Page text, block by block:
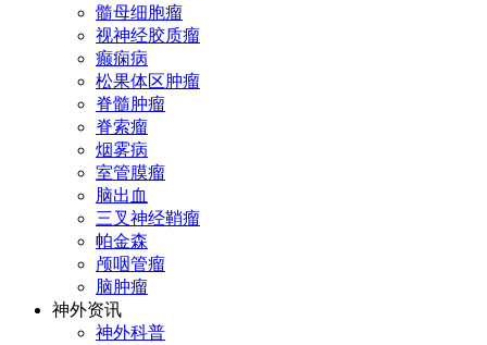
髓母细胞瘤
视神经胶质瘤
癫痫病
松果体区肿瘤
脊髓肿瘤
脊索瘤
烟雾病
室管膜瘤
脑出血
三叉神经鞘瘤
帕金森
颅咽管瘤
脑肿瘤
神外资讯
神外科普